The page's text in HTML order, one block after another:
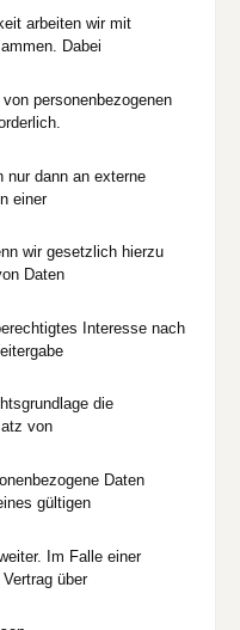
arbeiten wir mit
Dabei
personenbezogenen
nur dann an externe
einer
wir gesetzlich hierzu
Daten
Interesse nach
die
von
Daten
gültigen
Im Falle einer
über